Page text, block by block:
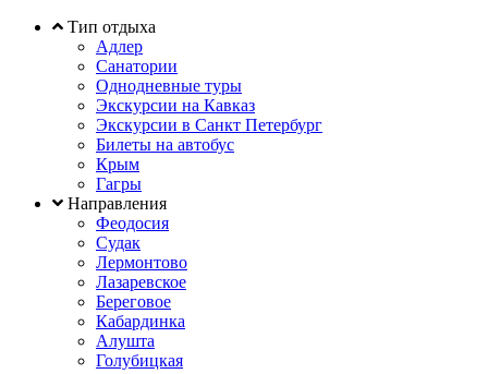
Тип отдыха
Адлер
Санатории
Однодневные туры
Экскурсии на Кавказ
Экскурсии в Санкт Петербург
Билеты на автобус
Крым
Гагры
Направления
Феодосия
Судак
Лермонтово
Лазаревское
Береговое
Кабардинка
Алушта
Голубицкая